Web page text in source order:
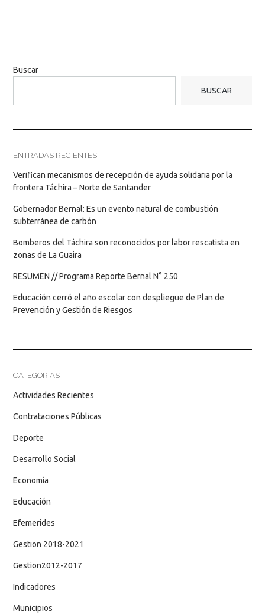
Buscar
BUSCAR
ENTRADAS RECIENTES
Verifican mecanismos de recepción de ayuda solidaria por la
frontera Táchira – Norte de Santander
Gobernador Bernal: Es un evento natural de combustión
subterránea de carbón
Bomberos del Táchira son reconocidos por labor rescatista en
zonas de La Guaira
RESUMEN // Programa Reporte Bernal N° 250
Educación cerró el año escolar con despliegue de Plan de
Prevención y Gestión de Riesgos
CATEGORÍAS
Actividades Recientes
Contrataciones Públicas
Deporte
Desarrollo Social
Economía
Educación
Efemerides
Gestion 2018-2021
Gestion2012-2017
Indicadores
Municipios